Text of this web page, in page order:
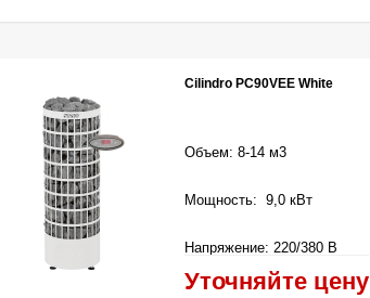
Cilindro PC90VEE White
Объем: 8-14 м3
Мощность: 9,0 кВт
Напряжение: 220/380 В
Уточняйте цену